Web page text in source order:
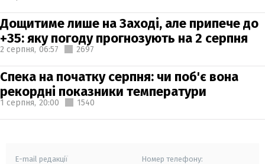
Дощитиме лише на Заході, але припече до
+35: яку погоду прогнозують на 2 серпня
2 серпня, 06:57 2697
Спека на початку серпня: чи поб'є вона
рекордні показники температури
1 серпня, 20:00 1540
E-mail редакції Номер телефону: